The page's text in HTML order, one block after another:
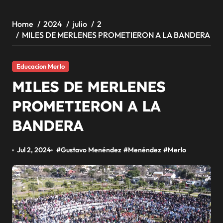
Home 2024 julio
2
MILES DE MERLENES PROMETIERON A LA BANDERA
Educacion Merlo
MILES DE MERLENES
PROMETIERON A LA
BANDERA
Jul 2, 2024 #Gustavo Menéndez #Menéndez #Merlo